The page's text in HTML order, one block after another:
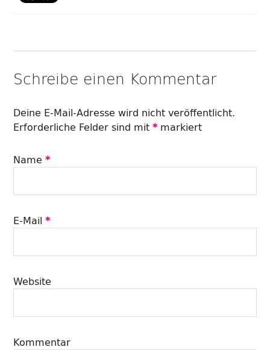
Schreibe einen Kommentar
Deine E-Mail-Adresse wird nicht veröffentlicht.
Erforderliche Felder sind mit*markiert
Name*
E-Mail*
Website
Kommentar